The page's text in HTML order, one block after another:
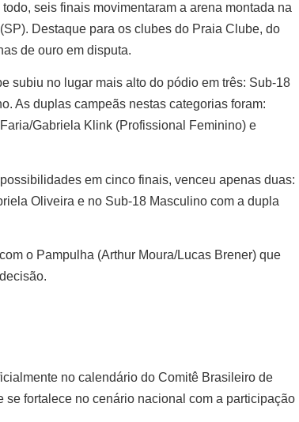
seis finais movimentaram a arena montada na
Destaque para os clubes do Praia Clube, do
de ouro em disputa.
subiu no lugar mais alto do pódio em três: Sub-18
As duplas campeãs nestas categorias foram:
Gabriela Klink (Profissional Feminino) e
em cinco finais, venceu apenas duas:
Oliveira e no Sub-18 Masculino com a dupla
o Pampulha (Arthur Moura/Lucas Brener) que
no calendário do Comitê Brasileiro de
fortalece no cenário nacional com a participação